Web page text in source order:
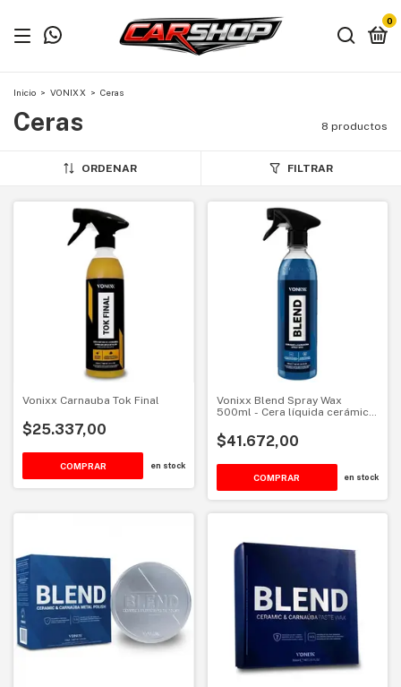
0
Inicio > VONIXX > Ceras
Ceras 8 productos
ORDENAR FILTRAR
Vonixx Carnauba Tok Final
$25.337,00
en stock
Vonixx Blend Spray Wax
500ml - Cera líquida cerámica
$41.672,00
en stock